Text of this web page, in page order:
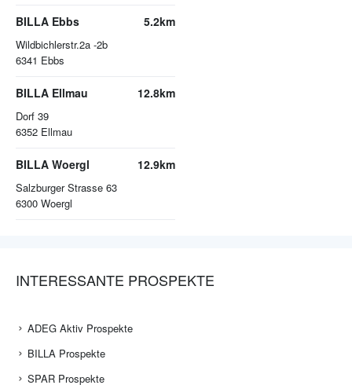
BILLA Ebbs
Wildbichlerstr.2a -2b
6341 Ebbs
5.2km
BILLA Ellmau
Dorf 39
6352 Ellmau
12.8km
BILLA Woergl
Salzburger Strasse 63
6300 Woergl
12.9km
INTERESSANTE PROSPEKTE
ADEG Aktiv Prospekte
BILLA Prospekte
SPAR Prospekte